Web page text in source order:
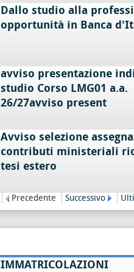
Dallo studio alla
opportunità in Banca
avviso presentazione
studio Corso LMG01 a.a.
26/27avviso present
Avviso selezione
contributi ministeriali
tesi estero
Precedente Successivo
IMMATRICOLAZIONI